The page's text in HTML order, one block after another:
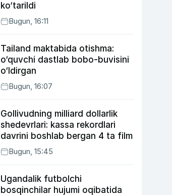
ko‘tarildi
Bugun, 16:11
Tailand maktabida otishma:
o‘quvchi dastlab bobo-buvisini
o‘ldirgan
Bugun, 16:07
Gollivudning milliard dollarlik
shedevrlari: kassa rekordlari
davrini boshlab bergan 4 ta film
Bugun, 15:45
Ugandalik futbolchi
bosqinchilar hujumi oqibatida